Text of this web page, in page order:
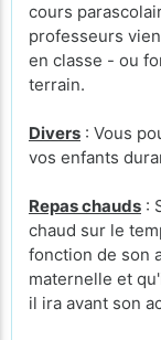
cours
professeurs
en classe - ou
terrain.
Divers : Vous
vos enfants
Repas chauds :
chaud sur le
fonction de son
maternelle et
il ira avant son